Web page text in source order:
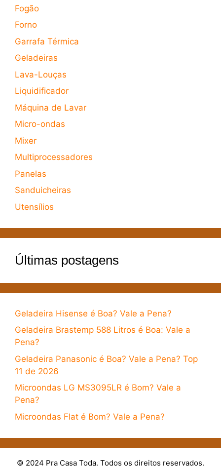
Fogão
Forno
Garrafa Térmica
Geladeiras
Lava-Louças
Liquidificador
Máquina de Lavar
Micro-ondas
Mixer
Multiprocessadores
Panelas
Sanduicheiras
Utensílios
Últimas postagens
Geladeira Hisense é Boa? Vale a Pena?
Geladeira Brastemp 588 Litros é Boa: Vale a
Pena?
Geladeira Panasonic é Boa? Vale a Pena? Top
11 de 2026
Microondas LG MS3095LR é Bom? Vale a
Pena?
Microondas Flat é Bom? Vale a Pena?
© 2024 Pra Casa Toda. Todos os direitos reservados.